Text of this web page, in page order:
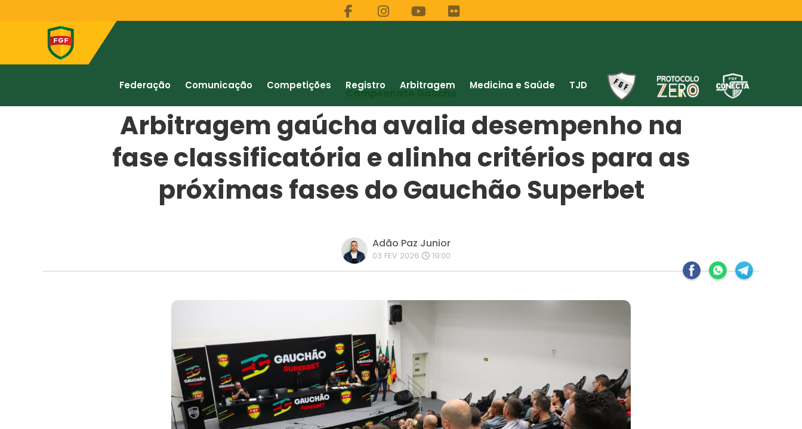
Federação Comunicação Competições Registro Arbitragem Medicina e Saúde TJD
Campeonato Gaúcho
Arbitragem gaúcha avalia desempenho na
fase classificatória e alinha critérios para as
próximas fases do Gauchão Superbet
Adão Paz Junior
03 FEV 2026 19:00